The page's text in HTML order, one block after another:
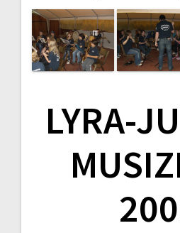
LYRA-